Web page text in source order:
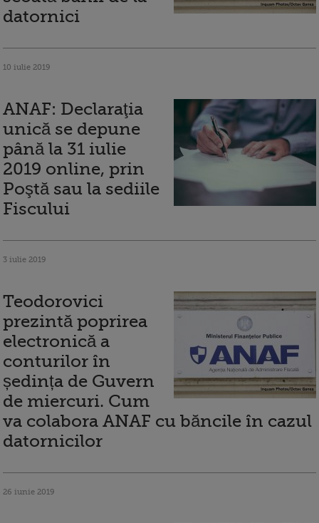
datornici
10 iulie 2019
ANAF: Declaraţia
unică se depune
până la 31 iulie
2019 online, prin
Poştă sau la sediile
Fiscului
3 iulie 2019
Teodorovici
prezintă poprirea
electronică a
conturilor în
ședința de Guvern
de miercuri. Cum
va colabora ANAF cu băncile în cazul
datornicilor
26 iunie 2019